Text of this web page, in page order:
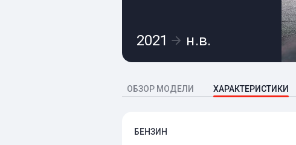
2021 н.в.
ОБЗОР МОДЕЛИ ХАРАКТЕРИСТИКИ
БЕНЗИН